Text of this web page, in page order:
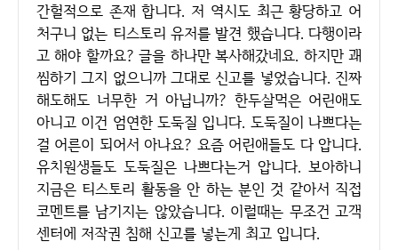
간헐적으로 존재 합니다. 저 역시도 최근 황당하고 어
처구니 없는 티스토리 유저를 발견 했습니다. 다행이라
고 해야 할까요? 글을 하나만 복사해갔네요. 하지만 괘
씸하기 그지 없으니까 그대로 신고를 넣었습니다. 진짜
해도해도 너무한 거 아닙니까? 한두살먹은 어린애도
아니고 이건 엄연한 도둑질 입니다. 도둑질이 나쁘다는
걸 어른이 되어서 아나요? 요즘 어린애들도 다 압니다.
유치원생들도 도둑질은 나쁘다는거 압니다. 보아하니
지금은 티스토리 활동을 안 하는 분인 것 같아서 직접
코멘트를 남기지는 않았습니다. 이럴때는 무조건 고객
센터에 저작권 침해 신고를 넣는게 최고 입니다.